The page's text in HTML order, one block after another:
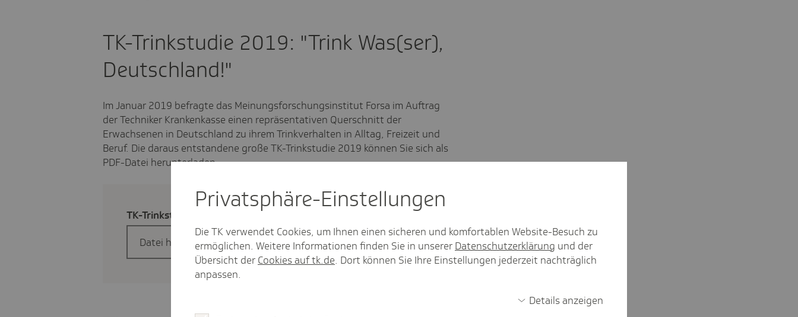
TK-Trinkstudie 2019: "Trink Was(ser),
Deutschland!"
Im Januar 2019 befragte das Meinungsforschungsinstitut Forsa im Auftrag
der Techniker Krankenkasse einen repräsentativen Querschnitt der
Erwachsenen in Deutschland zu ihrem Trinkverhalten in Alltag, Freizeit und
Beruf. Die daraus entstandene große TK-Trinkstudie 2019 können Sie sich als
PDF-Datei herunterladen.
TK-Trink­studie 2019: "Trink Was(­ser), Deutsch­land!"
Datei herunterladen PDF, 2.0MB
Downloadzeit: eine Sekunde
Privat­sphäre-Einstel­lungen
Die TK verwendet Cookies, um Ihnen einen sicheren und komfortablen Website-Besuch zu
ermöglichen. Weitere Informationen finden Sie in unserer Datenschutzerklärung und der
Übersicht der Cookies auf tk.de. Dort können Sie Ihre Einstellungen jederzeit nachträglich
anpassen.
Details anzeigen